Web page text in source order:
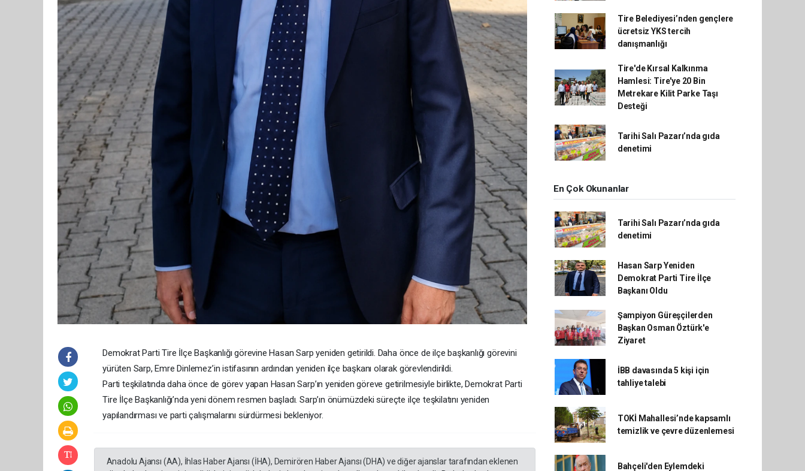
Demokrat Parti Tire İlçe Başkanlığı görevine Hasan Sarp yeniden getirildi. Daha önce de ilçe başkanlığı görevini
yürüten Sarp, Emre Dinlemez’in istifasının ardından yeniden ilçe başkanı olarak görevlendirildi.
Parti teşkilatında daha önce de görev yapan Hasan Sarp’ın yeniden göreve getirilmesiyle birlikte, Demokrat Parti
Tire İlçe Başkanlığı’nda yeni dönem resmen başladı. Sarp’ın önümüzdeki süreçte ilçe teşkilatını yeniden
yapılandırması ve parti çalışmalarını sürdürmesi bekleniyor.
Anadolu Ajansı (AA), İhlas Haber Ajansı (İHA), Demirören Haber Ajansı (DHA) ve diğer ajanslar tarafından eklenen
Tire Belediyesi’nden gençlere
ücretsiz YKS tercih
danışmanlığı
Tire'de Kırsal Kalkınma
Hamlesi: Tire'ye 20 Bin
Metrekare Kilit Parke Taşı
Desteği
Tarihi Salı Pazarı’nda gıda
denetimi
En Çok Okunanlar
Tarihi Salı Pazarı’nda gıda
denetimi
Hasan Sarp Yeniden
Demokrat Parti Tire İlçe
Başkanı Oldu
Şampiyon Güreşçilerden
Başkan Osman Öztürk'e
Ziyaret
İBB davasında 5 kişi için
tahliye talebi
TOKİ Mahallesi’nde kapsamlı
temizlik ve çevre düzenlemesi
Bahçeli'den Eylemdeki